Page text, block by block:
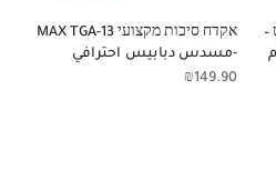
–
جرام
אקדח סיכות מקצועי MAX TGA-13
-مسدس دبابيس احترافي
₪149.90